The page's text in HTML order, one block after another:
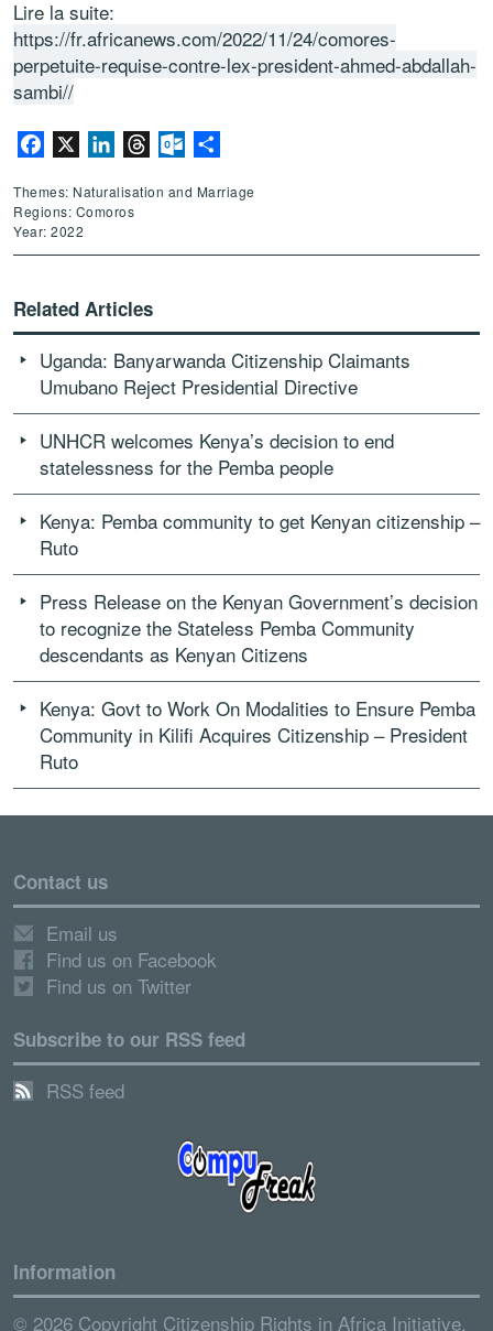
Lire la suite:
https://fr.africanews.com/2022/11/24/comores-
perpetuite-requise-contre-lex-president-ahmed-abdallah-
sambi//
Facebook LinkedInThreadsOutlook.com
Themes: Naturalisation and Marriage
Regions: Comoros
Year: 2022
Related Articles
Uganda: Banyarwanda Citizenship Claimants
Umubano Reject Presidential Directive
UNHCR welcomes Kenya’s decision to end
statelessness for the Pemba people
Kenya: Pemba community to get Kenyan citizenship –
Ruto
Press Release on the Kenyan Government’s decision
to recognize the Stateless Pemba Community
descendants as Kenyan Citizens
Kenya: Govt to Work On Modalities to Ensure Pemba
Community in Kilifi Acquires Citizenship – President
Ruto
Contact us
Email us
Find us on Facebook
Find us on Twitter
Subscribe to our RSS feed
RSS feed
Information
© 2026 Copyright Citizenship Rights in Africa Initiative.